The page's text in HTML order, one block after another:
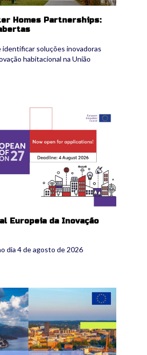
Homes Partnerships:
soluções inovadoras
habitacional na União
Europeia da Inovação
dia 4 de agosto de 2026
of-tourism-2027-
2.jpg